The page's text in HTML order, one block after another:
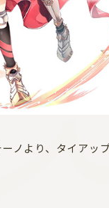
ノより、タイアッ